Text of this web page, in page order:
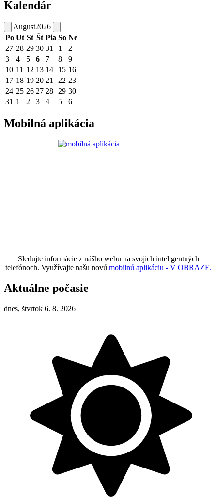
Kalendár
August2026
Po Ut St Št Pia So Ne
27 28 29 30 31 1
2
3
4 5 6 7 8
9
10 11 12 13 14 15 16
17 18 19 20 21 22 23
24 25 26 27 28 29 30
31 1 2 3 4 5 6
Mobilná aplikácia
Sledujte informácie z nášho webu na svojich inteligentných
telefónoch. Využívajte našu novú mobilnú aplikáciu - V OBRAZE.
Aktuálne počasie
dnes, štvrtok 6. 8. 2026